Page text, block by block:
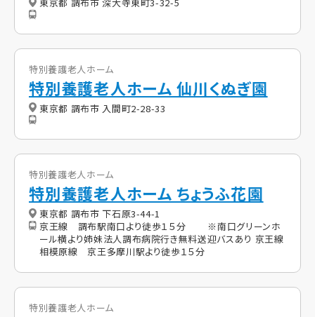
特別養護老人ホーム
特別養護老人ホーム 仙川くぬぎ園
東京都 調布市 入間町2-28-33
特別養護老人ホーム
特別養護老人ホーム ちょうふ花園
東京都 調布市 下石原3-44-1
京王線 調布駅南口より徒歩１５分 ※南口グリーンホ
ール横より姉妹法人調布病院行き無料送迎バスあり 京王線
相模原線 京王多摩川駅より徒歩１５分
特別養護老人ホーム